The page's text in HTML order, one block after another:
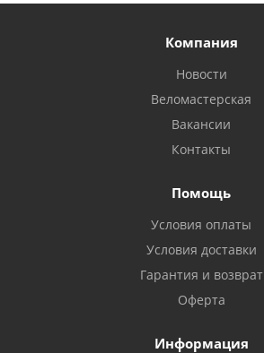
Компания
Новости
Веломастерская
Вакансии
Контакты
Помощь
Условия оплаты
Условия доставки
Гарантия и возврат
Оферта
Информация